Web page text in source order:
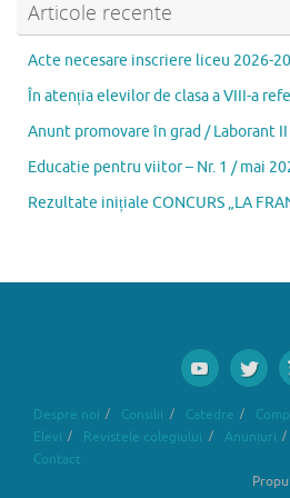
o
o
k
o
n
az
ă
Articole recente
Acte necesare inscriere liceu 2026-
În atenția elevilor de clasa a VIII-a
Anunt promovare în grad / Laborant
Educatie pentru viitor – Nr. 1 / mai
Rezultate inițiale CONCURS „LA
Despre noi Consilii Catedre
Elevi
Revistele colegiului Anunțuri
Contact